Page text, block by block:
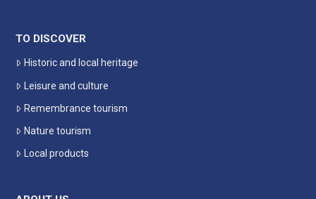
TO DISCOVER
Historic and local heritage
Leisure and culture
Remembrance tourism
Nature tourism
Local products